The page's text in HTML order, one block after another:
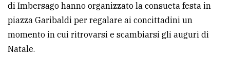
PRIVACY
Privacy
di Imbersago hanno organizzato la consueta festa in
piazza Garibaldi per regalare ai concittadini un
momento in cui ritrovarsi e scambiarsi gli auguri di
Natale.